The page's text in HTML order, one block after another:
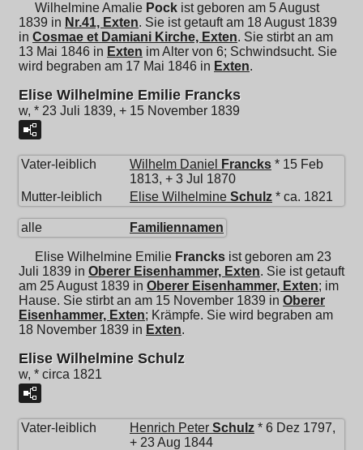
Wilhelmine Amalie Pock ist geboren am 5 August
1839 in Nr.41, Exten. Sie ist getauft am 18 August 1839
in Cosmae et Damiani Kirche, Exten. Sie stirbt an am
13 Mai 1846 in Exten im Alter von 6; Schwindsucht. Sie
wird begraben am 17 Mai 1846 in Exten.
Elise Wilhelmine Emilie Francks
w, * 23 Juli 1839, + 15 November 1839
Vater-leiblich Wilhelm Daniel Francks * 15 Feb
1813, + 3 Jul 1870
Mutter-leiblich
Elise Wilhelmine Schulz * ca. 1821
alle Familiennamen
Elise Wilhelmine Emilie Francks ist geboren am 23
Juli 1839 in Oberer Eisenhammer, Exten. Sie ist getauft
am 25 August 1839 in Oberer Eisenhammer, Exten; im
Hause. Sie stirbt an am 15 November 1839 in Oberer
Eisenhammer, Exten; Krämpfe. Sie wird begraben am
18 November 1839 in Exten.
Elise Wilhelmine Schulz
w, * circa 1821
Vater-leiblich Henrich Peter Schulz * 6 Dez 1797,
+ 23 Aug 1844